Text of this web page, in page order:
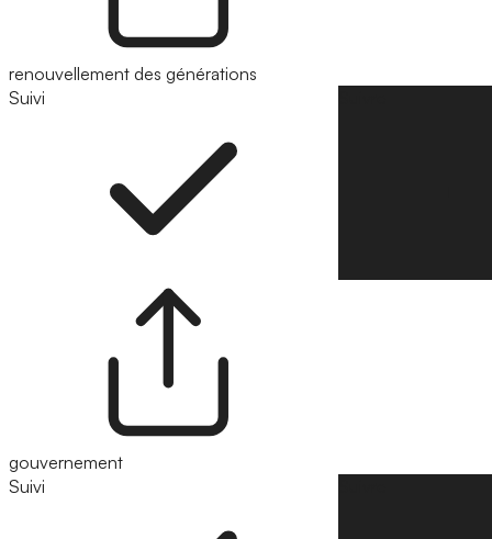
renouvellement des générations
Suivi
gouvernement
Suivi